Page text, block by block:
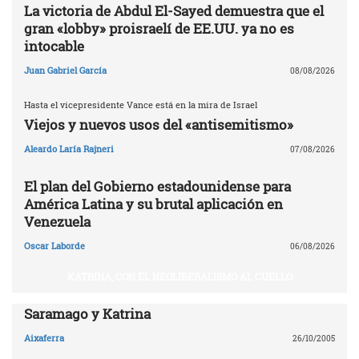
La victoria de Abdul El-Sayed demuestra que el
gran «lobby» proisraelí de EE.UU. ya no es
intocable
Juan Gabriel García 08/08/2026
Hasta el vicepresidente Vance está en la mira de Israel
Viejos y nuevos usos del «antisemitismo»
Aleardo Laría Rajneri 07/08/2026
El plan del Gobierno estadounidense para
América Latina y su brutal aplicación en
Venezuela
Oscar Laborde 06/08/2026
Saramago y Katrina
Aixaferra 26/10/2005